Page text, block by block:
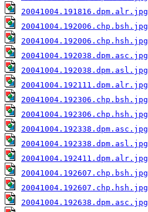
20041004.191816.dpm.alr.jpg
20041004.192006.chp.bsh.jpg
20041004.192006.chp.hsh.jpg
20041004.192038.dpm.asc.jpg
20041004.192038.dpm.asl.jpg
20041004.192111.dpm.alr.jpg
20041004.192306.chp.bsh.jpg
20041004.192306.chp.hsh.jpg
20041004.192338.dpm.asc.jpg
20041004.192338.dpm.asl.jpg
20041004.192411.dpm.alr.jpg
20041004.192607.chp.bsh.jpg
20041004.192607.chp.hsh.jpg
20041004.192638.dpm.asc.jpg